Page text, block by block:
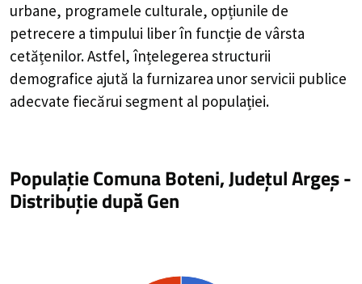
urbane, programele culturale, opțiunile de
petrecere a timpului liber în funcție de vârsta
cetățenilor. Astfel, înțelegerea structurii
demografice ajută la furnizarea unor servicii publice
adecvate fiecărui segment al populației.
Populație Comuna Boteni, Județul Argeș-
Distribuțiedupă Gen